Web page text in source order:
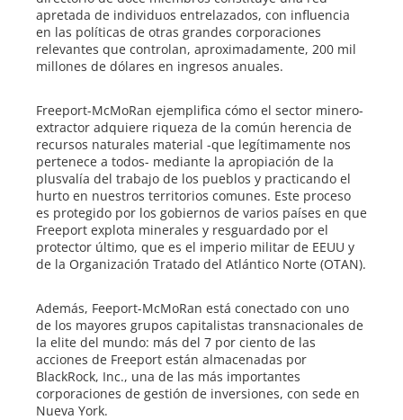
apretada de individuos entrelazados, con influencia
en las políticas de otras grandes corporaciones
relevantes que controlan, aproximadamente, 200 mil
millones de dólares en ingresos anuales.
Freeport-McMoRan ejemplifica cómo el sector minero-
extractor adquiere riqueza de la común herencia de
recursos naturales material -que legítimamente nos
pertenece a todos- mediante la apropiación de la
plusvalía del trabajo de los pueblos y practicando el
hurto en nuestros territorios comunes. Este proceso
es protegido por los gobiernos de varios países en que
Freeport explota minerales y resguardado por el
protector último, que es el imperio militar de EEUU y
de la Organización Tratado del Atlántico Norte (OTAN).
Además, Feeport-McMoRan está conectado con uno
de los mayores grupos capitalistas transnacionales de
la elite del mundo: más del 7 por ciento de las
acciones de Freeport están almacenadas por
BlackRock, Inc., una de las más importantes
corporaciones de gestión de inversiones, con sede en
Nueva York.